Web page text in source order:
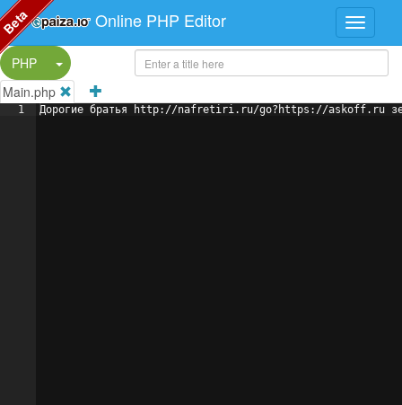
Online PHP Editor
PHP
Split Button!
Main.php
1 Дорогие братья http://nafretiri.ru/go?https://askoff.ru земляки